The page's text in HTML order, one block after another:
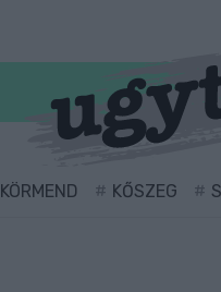
KÖRMEND KŐSZEG